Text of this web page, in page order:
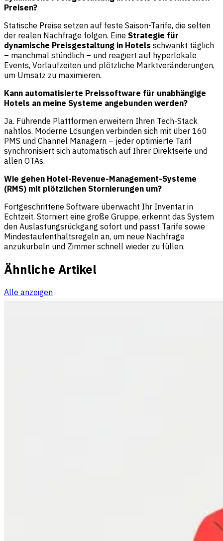
Preisen?
Statische Preise setzen auf feste Saison-Tarife, die selten
der realen Nachfrage folgen. Eine Strategie für
dynamische Preisgestaltung in Hotels schwankt täglich
– manchmal stündlich – und reagiert auf hyperlokale
Events, Vorlaufzeiten und plötzliche Marktveränderungen,
um Umsatz zu maximieren.
Kann automatisierte Preissoftware für unabhängige
Hotels an meine Systeme angebunden werden?
Ja. Führende Plattformen erweitern Ihren Tech-Stack
nahtlos. Moderne Lösungen verbinden sich mit über 160
PMS und Channel Managern – jeder optimierte Tarif
synchronisiert sich automatisch auf Ihrer Direktseite und
allen OTAs.
Wie gehen Hotel-Revenue-Management-Systeme
(RMS) mit plötzlichen Stornierungen um?
Fortgeschrittene Software überwacht Ihr Inventar in
Echtzeit. Storniert eine große Gruppe, erkennt das System
den Auslastungsrückgang sofort und passt Tarife sowie
Mindestaufenthaltsregeln an, um neue Nachfrage
anzukurbeln und Zimmer schnell wieder zu füllen.
Ähnliche Artikel
Alle anzeigen